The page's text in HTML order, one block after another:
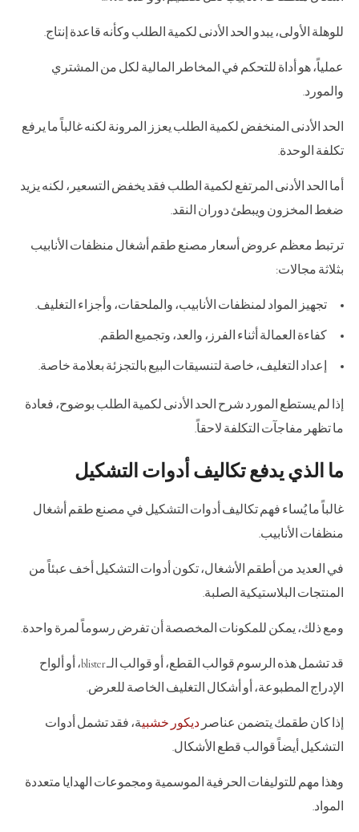
للوهلة الأولى، يبدو الحد الأدنى لكمية الطلب وكأنه قاعدة إنتاج.
عملياً، هو أداة للتحكم في المخاطر المالية لكل من المشتري
والمورد.
الحد الأدنى المنخفض لكمية الطلب يعزز المرونة لكنه غالباً ما يرفع
تكلفة الوحدة.
أما الحد الأدنى المرتفع لكمية الطلب فقد يخفض التسعير، لكنه يزيد
ضغط المخزون ويبطئ دوران النقد.
ترتبط معظم عروض أسعار مصنع طقم أشغال منظفات الأنابيب
بثلاثة مجالات:
تجهيز المواد لمنظفات الأنابيب، والملحقات، وأجزاء التغليف.
كفاءة العمالة أثناء الفرز، والعد، وتجميع الطقم.
إعداد التغليف، خاصة لتنسيقات البيع بالتجزئة بعلامة خاصة.
إذا لم يستطع المورد شرح الحد الأدنى لكمية الطلب بوضوح، فعادة
ما تظهر مفاجآت التكلفة لاحقاً.
ما الذي يدفع تكاليف أدوات التشكيل
غالباً ما يُساء فهم تكاليف أدوات التشكيل في مصنع طقم أشغال
منظفات الأنابيب.
في العديد من أطقم الأشغال، تكون أدوات التشكيل أخف عبئاً من
المنتجات البلاستيكية الصلبة.
ومع ذلك، يمكن للمكونات المخصصة أن تفرض رسوماً لمرة واحدة.
قد تشمل هذه الرسوم قوالب القطع، أو قوالب الـ blister، أو ألواح
الإدراج المطبوعة، أو أشكال التغليف الخاصة للعرض.
إذا كان طقمك يتضمن عناصر ديكور خشبية، فقد تشمل أدوات
التشكيل أيضاً قوالب قطع الأشكال.
وهذا مهم للتوليفات الحرفية الموسمية ومجموعات الهدايا متعددة
المواد.